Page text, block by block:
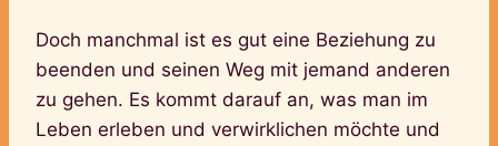
Doch manchmal ist es gut eine Beziehung zu
beenden und seinen Weg mit jemand anderen
zu gehen. Es kommt darauf an, was man im
Leben erleben und verwirklichen möchte und